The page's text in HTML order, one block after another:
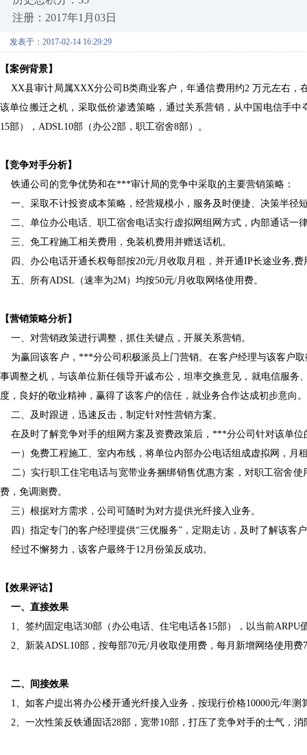
注册：2017年1月03日
发表于：2017-02-14 16:29:29
【案例背景】
XX县审计局属XXX分公司 B类商业客户，年通信费用约2 万元左右，
该单位搬迁之机，采取低价渗透策略，通过关系营销，从中国电信手
15部），ADSL10部（办公2部，职工宿舍8部）。
【竞争对手分析】
铁通公司的竞争优势和在***审计局的竞争中采取的主要营销策略：
一、采取不计投资成本策略，经营规模小，服务及时便捷、决策半径
二、单位办公电话、职工宿舍电话实行虚拟网组网方式，内部通话一
三、免工程施工相关费用，免装机费用并赠送话机。
四、办公电话开通长权每部按20元/月收取月租，并开通IP长途业务,
五、所有ADSL（速率为2M）均按50元/月收取网络使用费。
【营销策略分析】
一、对营销政策进行调整，抓住关键点，开展关系营销。
为赢回该客户， ***分公司积极派员上门营销。在客户经理与该客户
事调整之机，与该单位新任领导开诚布公，坦率交换意见，就电信服
度，良好的敬业精神，赢得了该客户的信任，就业务合作达成初步意向。
二、及时跟进，迅速反击，制定针对性营销方案。
在及时了解竞争对手的组网方案及资费政策后， ***分公司针对该单位
一）免费工程施工、室内布线，将单位内部办公电话组成虚拟网，月
二）实行职工住宅电话与宽带业务捆绑销售优惠方案，对职工宿舍
费，免调测费。
三）根据对方需求，公司可随时为对方提供光纤接入业务。
四）指定专门的客户经理提供“三优服务”，定期走访，及时了解该客
经过不懈努力，该客户最终于12月份策反成功。
【效果评诂】
一、直接效果
1、 签约固定电话30部（办公电话、住宅电话各15部），以当前ARPU
2、 新装ADSL10部，按每部70元/月收取使用费，每月新增网络使用费
二、间接效果
1、如客户提出将办公楼开通光纤接入业务，按现行价格10000元/年测
2、一次性策反铁通固话28部，宽带10部，打压了竞争对手的士气，